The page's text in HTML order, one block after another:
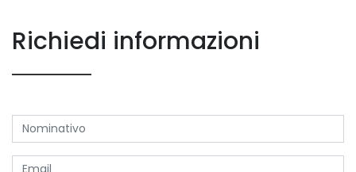
Richiedi informazioni